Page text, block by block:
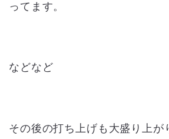
ってます。
などなど
その後の打ち上げも大盛り上が